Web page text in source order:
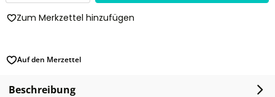
Zum Merkzettel hinzufügen
Auf den Merzettel
Beschreibung